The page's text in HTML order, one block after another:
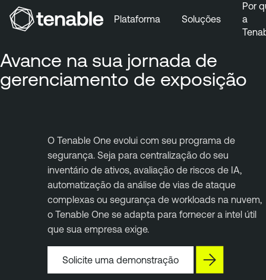
Ir para o conteúdo principal
Ir para o fim
Plataforma Soluções
Por
a
Avance na sua jornada de
gerenciamento de exposição
O Tenable One evolui com seu programa de
segurança. Seja para centralização do seu
inventário de ativos, avaliação de riscos de IA,
automatização da análise de vias de ataque
complexas ou segurança de workloads na nuvem,
o Tenable One se adapta para fornecer a intel útil
que sua empresa exige.
Solicite uma demonstração